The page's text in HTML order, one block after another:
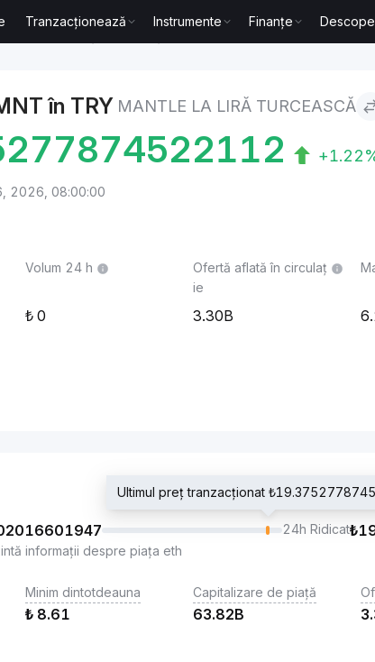
Tranzacționează Instrumente Finanțe
în TRY MANTLE LA LIRĂ TURCEASCĂ
2026, 08:00:00
Volum 24 h
0
Ofertă aflată în circulaț
ie
3.30B
Ultimul preț tranzacționat
24h Ridicat₺
informații despre piața eth
Minim dintotdeauna
₺ 8.61
Capitalizare de piață
63.82B